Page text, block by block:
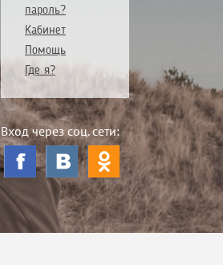
пароль?
Кабинет
Помощь
Где я?
Вход через соц. сети: